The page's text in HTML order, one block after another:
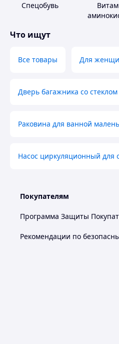
Спецобувь
Что ищут
Все товары Для
Дверь багажника со стеклом
Раковина для ванной
Насос циркуляционный для
Покупателям
Программа Защиты
Рекомендации по